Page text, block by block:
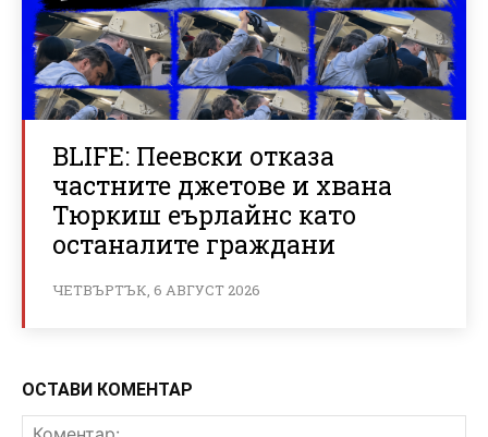
BLIFE: Пеевски отказа
частните джетове и хвана
Тюркиш еърлайнс като
останалите граждани
ЧЕТВЪРТЪК, 6 АВГУСТ 2026
ОСТАВИ КОМЕНТАР